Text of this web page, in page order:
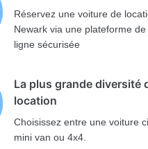
Réservez une voiture de
Newark via une plateforme
ligne sécurisée
La plus grande diversité
location
Choisissez entre une voiture
mini van ou 4x4.